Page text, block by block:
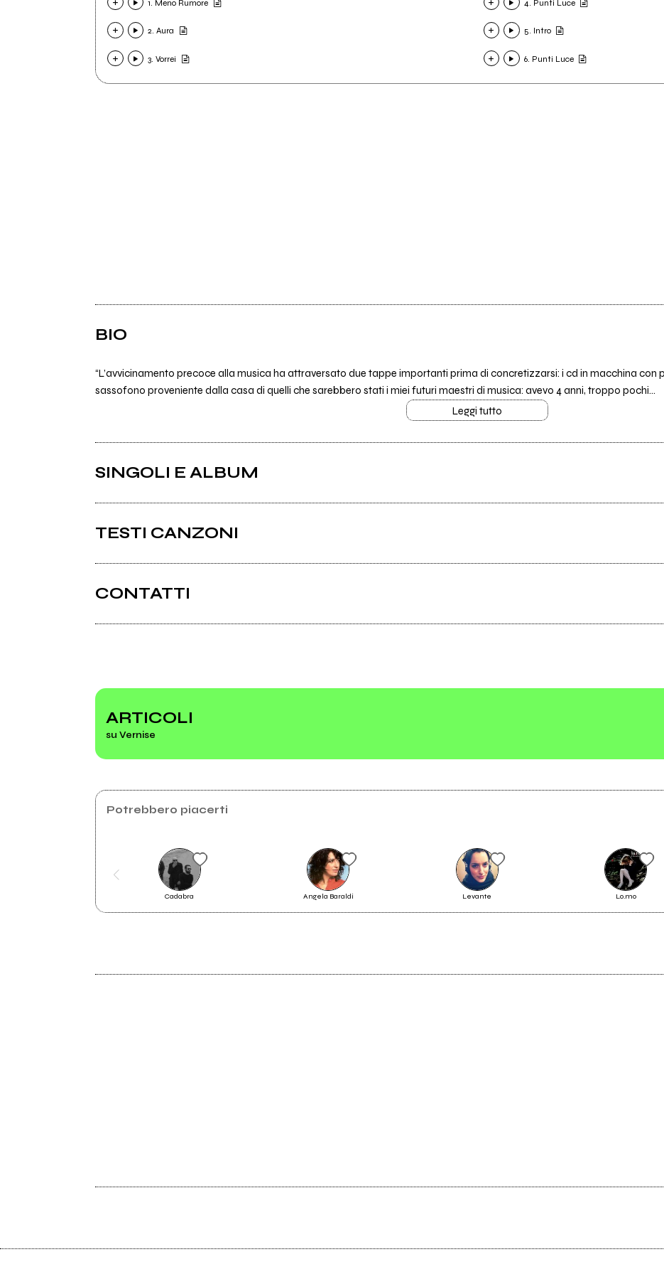
1. Meno Rumore
2. Aura
3. Vorrei
4. Punti Luce
5. Intro
6. Punti Luce
BIO
“L’avvicinamento precoce alla musica ha attraversato due tappe importanti prima di concretizzarsi: i cd in macchina con
sassofono proveniente dalla casa di quelli che sarebbero stati i miei futuri maestri di musica: avevo 4 anni, troppo pochi...
Leggi tutto
SINGOLI E ALBUM
Punti Luce Punti Luce
TESTI CANZONI
Album: Punti Luce
CONTATTI
ARTICOLI
su Vernise
Potrebbero piacerti
Cadabra Angela Baraldi Levante Lo.mo